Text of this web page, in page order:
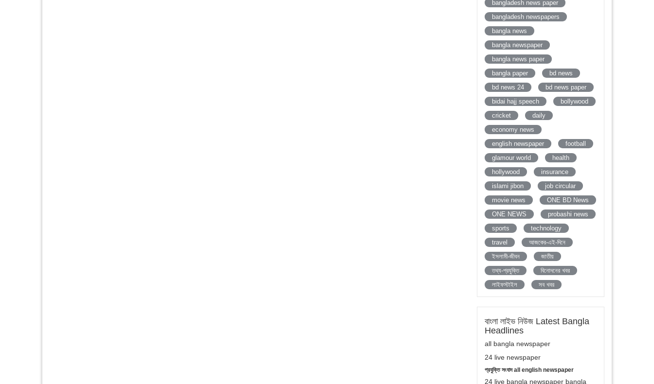
bangladesh news paper
bangladesh newspapers
bangla news
bangla newspaper
bangla news paper
bangla paper
bd news
bd news 24
bd news paper
bidai hajj speech
bollywood
cricket
daily
economy news
english newspaper
football
glamour world
health
hollywood
insurance
islami jibon
job circular
movie news
ONE BD News
ONE NEWS
probashi news
sports
technology
travel
আজকের-এই-দিনে
ইসলামী-জীবন
জাতীয়
তথ্য-প্রযুক্তি
বিনোদনের খবর
লাইফস্টাইল
সব খবর
বাংলা লাইভ নিউজ Latest Bangla
Headlines
all bangla newspaper
24 live newspaper
প্রযুক্তি সংবাদ all english newspaper
24 live bangla newspaper bangla